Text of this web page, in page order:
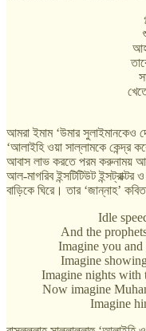
আমরা ইমাম ‘উমার সুলাইমানকেও
‘আলাইহি ওয়া সাল্লামকে কেন্দ্র
আবাস লাভ করতে পরম করুনাময়
আল-মাগরিব ইন্সটিটিউট
বাড়িকে ঘিরে। তার ‘জান্নাহ’
Idle
And the
Imagine you and
Imagine
Imagine nights with
Now imagine
Imagine